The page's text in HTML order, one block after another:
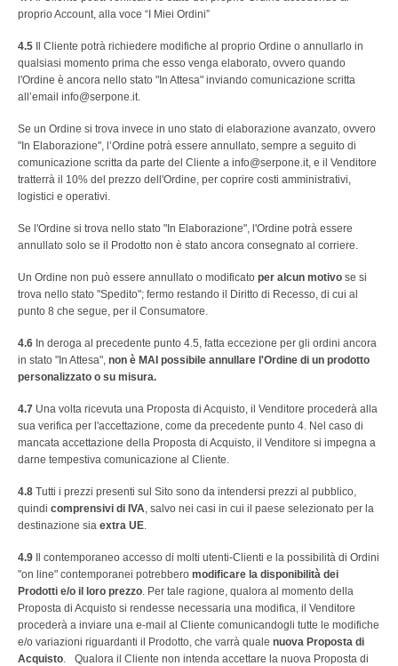
proprio Account, alla voce “I Miei Ordini”
4.5 Il Cliente potrà richiedere modifiche al proprio Ordine o annullarlo in
qualsiasi momento prima che esso venga elaborato, ovvero quando
l'Ordine è ancora nello stato "In Attesa" inviando comunicazione scritta
all’email info@serpone.it.
Se un Ordine si trova invece in uno stato di elaborazione avanzato, ovvero
"In Elaborazione", l’Ordine potrà essere annullato, sempre a seguito di
comunicazione scritta da parte del Cliente a info@serpone.it, e il Venditore
tratterrà il 10% del prezzo dell'Ordine, per coprire costi amministrativi,
logistici e operativi.
Se l'Ordine si trova nello stato "In Elaborazione", l'Ordine potrà essere
annullato solo se il Prodotto non è stato ancora consegnato al corriere.
Un Ordine non può essere annullato o modificato per alcun motivo se si
trova nello stato "Spedito"; fermo restando il Diritto di Recesso, di cui al
punto 8 che segue, per il Consumatore.
4.6 In deroga al precedente punto 4.5, fatta eccezione per gli ordini ancora
in stato "In Attesa", non è MAI possibile annullare l'Ordine di un prodotto
personalizzato o su misura.
4.7 Una volta ricevuta una Proposta di Acquisto, il Venditore procederà alla
sua verifica per l'accettazione, come da precedente punto 4. Nel caso di
mancata accettazione della Proposta di Acquisto, il Venditore si impegna a
darne tempestiva comunicazione al Cliente.
4.8 Tutti i prezzi presenti sul Sito sono da intendersi prezzi al pubblico,
quindi comprensivi di IVA, salvo nei casi in cui il paese selezionato per la
destinazione sia extra UE.
4.9 Il contemporaneo accesso di molti utenti-Clienti e la possibilità di Ordini
"on line" contemporanei potrebbero modificare la disponibilità dei
Prodotti e/o il loro prezzo. Per tale ragione, qualora al momento della
Proposta di Acquisto si rendesse necessaria una modifica, il Venditore
procederà a inviare una e-mail al Cliente comunicandogli tutte le modifiche
e/o variazioni riguardanti il Prodotto, che varrà quale nuova Proposta di
Acquisto. Qualora il Cliente non intenda accettare la nuova Proposta di